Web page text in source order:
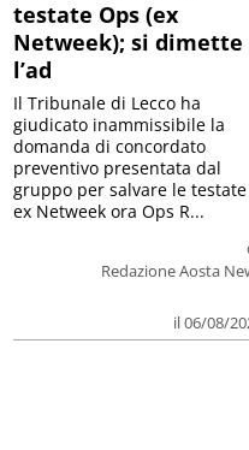
testate Ops (ex
Netweek); si dimette
l’ad
Redazione Aosta
il 06/08/
Il Tribunale di Lecco ha
giudicato inammissibile la
domanda di concordato
preventivo presentata dal
gruppo per salvare le testate
ex Netweek ora Ops R...